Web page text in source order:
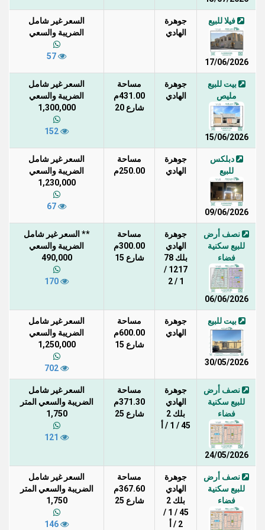
فيلا للبيع
17/06/2026
جوهرة
الهادي
السعر غير شامل
الضريبة والسعي
بيت للبيع
مليص
15/06/2026
جوهرة
الهادي
مساحة
431.00م
شارع 20
السعر غير شامل
الضريبة والسعي
1,300,000
دبلكس
للبيع
09/06/2026
جوهرة
الهادي
مساحة
250.00م
السعر غير شامل
الضريبة والسعي
1,230,000
نصف أرض
للبيع سكنية
فضاء
06/06/2026
جوهرة
الهادي
بلك 78
1217 /
1 / 2
مساحة
300.00م
شارع 15
** السعر غير شامل
الضريبة والسعي
490,000
بيت للبيع
30/05/2026
جوهرة
الهادي
مساحة
600.00م
شارع 15
السعر غير شامل
الضريبة والسعي
1,250,000
نصف أرض
للبيع سكنية
فضاء
24/05/2026
جوهرة
الهادي
بلك 2
45 / 1 / أ
مساحة
371.30م
شارع 25
السعر غير شامل
الضريبة والسعي المتر
1,750
نصف أرض
للبيع سكنية
فضاء
جوهرة
الهادي
بلك 2
45 / 1 /
2 / أ
مساحة
367.60م
شارع 25
السعر غير شامل
الضريبة والسعي المتر
1,750